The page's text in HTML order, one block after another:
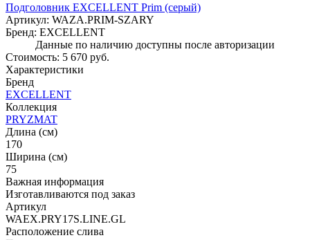
Подголовник EXCELLENT Prim (серый)
Артикул: WAZA.PRIM-SZARY
Бренд: EXCELLENT
Данные по наличию доступны после авторизации
Стоимость: 5 670 руб.
Характеристики
Бренд
EXCELLENT
Коллекция
PRYZMAT
Длина (см)
170
Ширина (см)
75
Важная информация
Изготавливаются под заказ
Артикул
WAEX.PRY17S.LINE.GL
Расположение слива